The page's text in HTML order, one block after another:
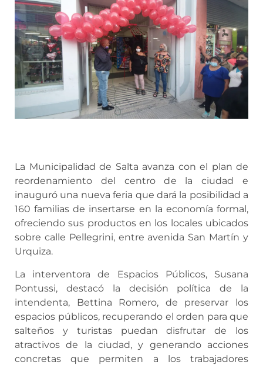
La Municipalidad de Salta avanza con el plan de
reordenamiento del centro de la ciudad e
inauguró una nueva feria que dará la posibilidad a
160 familias de insertarse en la economía formal,
ofreciendo sus productos en los locales ubicados
sobre calle Pellegrini, entre avenida San Martín y
Urquiza.
La interventora de Espacios Públicos, Susana
Pontussi, destacó la decisión política de la
intendenta, Bettina Romero, de preservar los
espacios públicos, recuperando el orden para que
salteños y turistas puedan disfrutar de los
atractivos de la ciudad, y generando acciones
concretas que permiten a los trabajadores